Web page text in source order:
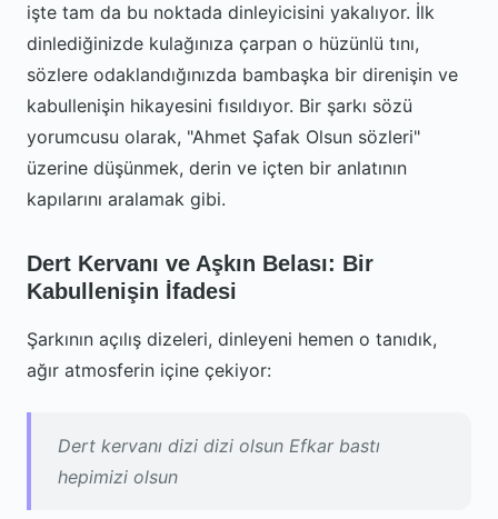
işte tam da bu noktada dinleyicisini yakalıyor. İlk
dinlediğinizde kulağınıza çarpan o hüzünlü tını,
sözlere odaklandığınızda bambaşka bir direnişin ve
kabullenişin hikayesini fısıldıyor. Bir şarkı sözü
yorumcusu olarak, "Ahmet Şafak Olsun sözleri"
üzerine düşünmek, derin ve içten bir anlatının
kapılarını aralamak gibi.
Dert Kervanı ve Aşkın Belası: Bir
Kabullenişin İfadesi
Şarkının açılış dizeleri, dinleyeni hemen o tanıdık,
ağır atmosferin içine çekiyor:
Dert kervanı dizi dizi olsun Efkar bastı
hepimizi olsun